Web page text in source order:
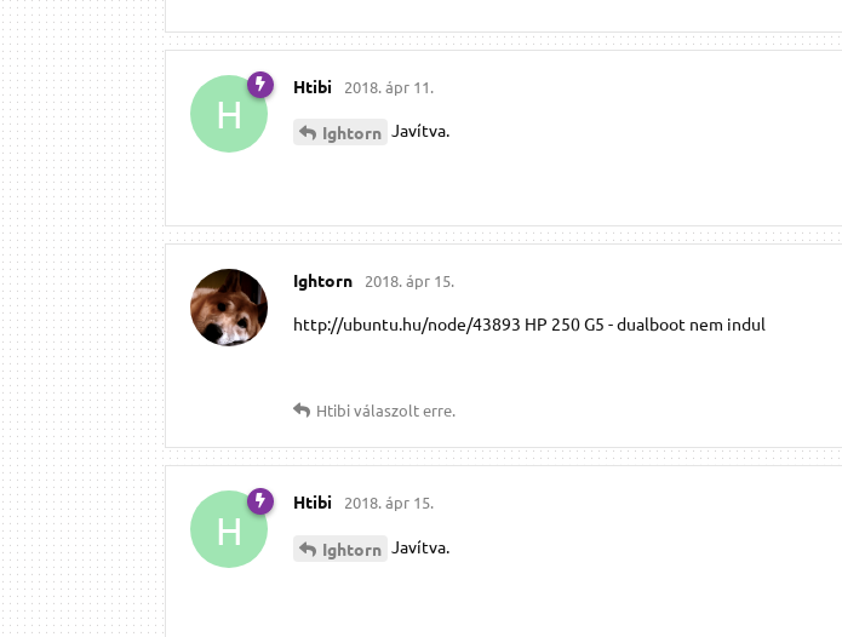
H
Htibi 2018. ápr 11.
Ightorn Javítva.
Ightorn 2018. ápr 15.
http://ubuntu.hu/node/43893 HP 250 G5 - dualboot nem indul
Htibiválaszolt erre.
H
Htibi 2018. ápr 15.
Ightorn Javítva.